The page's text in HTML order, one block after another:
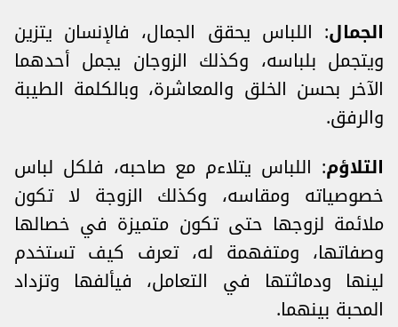
الجمال: اللباس يحقق الجمال، فالإنسان يتزين
ويتجمل بلباسه، وكذلك الزوجان يجمل أحدهما
الآخر بحسن الخلق والمعاشرة، وبالكلمة الطيبة
والرفق.
التلاؤم: اللباس يتلاءم مع صاحبه، فلكل لباس
خصوصياته ومقاسه، وكذلك الزوجة لا تكون
ملائمة لزوجها حتى تكون متميزة في خصالها
وصفاتها، ومتفهمة له، تعرف كيف تستخدم
لينها ودماثتها في التعامل، فيألفها وتزداد
المحبة بينهما.